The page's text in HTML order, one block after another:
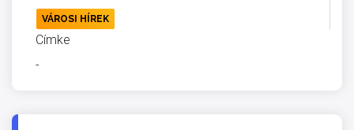
VÁROSI HÍREK
Címke
-